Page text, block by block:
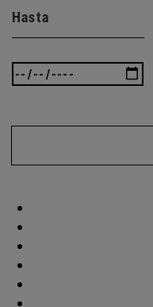
Hasta